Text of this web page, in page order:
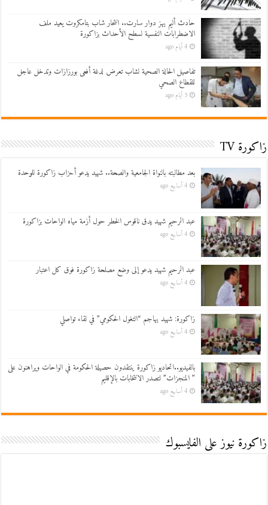
حادث أليم يهز دوار سارت.. انتحار شاب بتامكروت يعيد ملف
الاضطرابات النفسية لسطح الأحداث بزاكورة
4 أيام ago
تفاصيل الحالة الصحية لشاب تعرض لدغة أفعى بورزازات وتدخل عاجل
للقطاع الصحي
5 أيام ago
زاكورة TV
بعد مطالبته بالنواة الجامعية والصحة.. شهيد يدعو أحزاب زاكورة للوحدة
4 أسابيع ago
عبد الرحيم شهيد يدق ناقوس الخطر حول أزمة مياه الواحات بزاكورة
4 أسابيع ago
عبد الرحيم شهيد يدعو إلى وضع مصلحة زاكورة فوق كل اعتبار
4 أسابيع ago
زاكورة: شهيد يهاجم “التغول الحكومي” في لقاء تواصلي
4 أسابيع ago
بالفيديو..اتحاديو زاكورة ينتقدون حصيلة الحكومة في الواحات ويراهنون على
” المنجزات” لتصدر الانتخابات بالإقليم
4 أسابيع ago
زاكورة نيوز على الفايسبوك